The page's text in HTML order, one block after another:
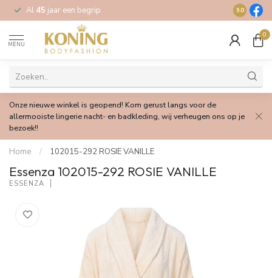
Al 45 jaar een begrip Gratis
9.0
MENU
0
Onze nieuwe winkel is geopend! Kom gerust langs voor de
allermooiste lingerie nacht- en badkleding, wij verheugen ons op je
bezoek!!
Home / 102015-292 ROSIE VANILLE
Essenza 102015-292 ROSIE VANILLE
ESSENZA